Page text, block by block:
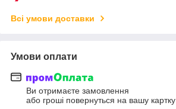
Всі умови доставки
Умови оплати
Ви отримаєте замовлення
або гроші повернуться на вашу картку